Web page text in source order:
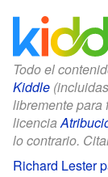
Todo el
Kiddle
libremente para
licencia
lo contrario.
Richard Lester